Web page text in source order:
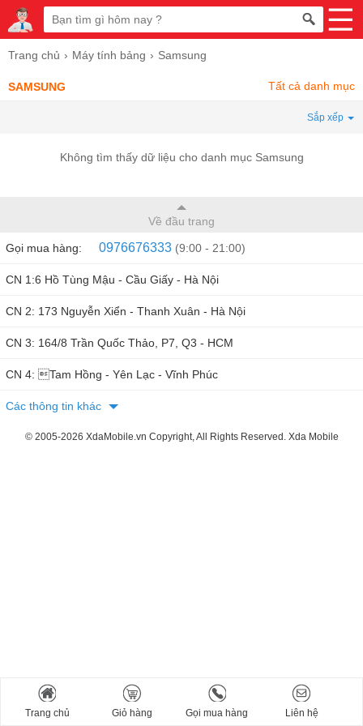
Trang chủ Máy tính bảng Samsung
SAMSUNG Tất cả danh mục
Sắp xếp
Không tìm thấy dữ liệu cho danh mục Samsung
Về đầu trang
Gọi mua hàng: 0976676333 (9:00 - 21:00)
CN 1:6 Hồ Tùng Mậu - Cầu Giấy - Hà Nội
CN 2: 173 Nguyễn Xiển - Thanh Xuân - Hà Nội
CN 3: 164/8 Trần Quốc Thảo, P7, Q3 - HCM
CN 4: Tam Hồng - Yên Lạc - Vĩnh Phúc
Các thông tin khác
© 2005-2026 XdaMobile.vn Copyright, All Rights Reserved. Xda Mobile
Trang chủ Giỏ hàng Gọi mua hàng Liên hệ